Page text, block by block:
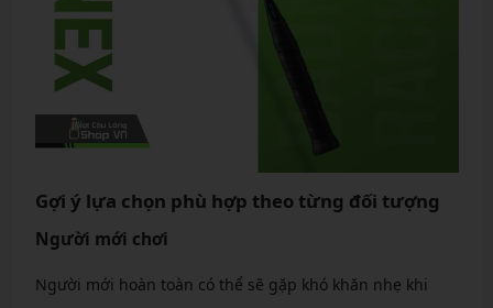
Gợi ý lựa chọn phù hợp theo từng đối tượng
Người mới chơi
Người mới hoàn toàn có thể sẽ gặp khó khăn nhẹ khi